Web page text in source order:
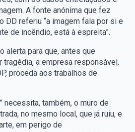
A fonte anónima que fez
DD referiu “a imagem fala por si e
de incêndio, está à espreita”.
alerta para que, antes que
tragédia, a empresa responsável,
proceda aos trabalhos de
necessita, também, o muro de
no mesmo local, que já ruiu, e
em perigo de